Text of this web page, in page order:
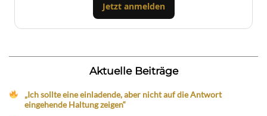
Jetzt anmelden
Aktuelle Beiträge
„Ich sollte eine einladende, aber nicht auf die Antwort
eingehende Haltung zeigen“